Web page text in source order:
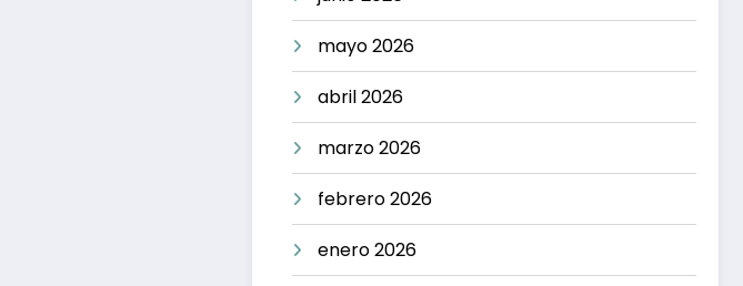
mayo 2026
abril 2026
marzo 2026
febrero 2026
enero 2026